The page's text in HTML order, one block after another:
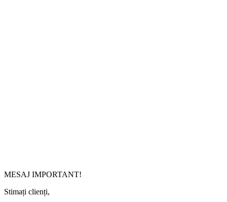
MESAJ IMPORTANT!
Stimați clienți,